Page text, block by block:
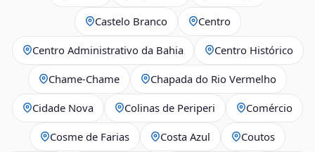
Castelo Branco Centro
Centro Administrativo da Bahia Centro Histórico
Chame-Chame Chapada do Rio Vermelho
Cidade Nova Colinas de Periperi Comércio
Cosme de Farias Costa Azul Coutos